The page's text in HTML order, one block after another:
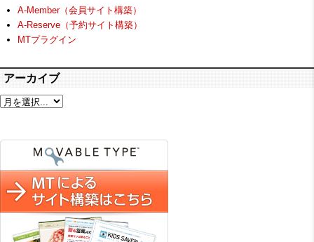
A-Member（会員サイト構築）
A-Reserve（予約サイト構築）
MTプラグイン
アーカイブ